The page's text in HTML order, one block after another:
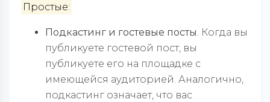
Простые:
Подкастинг и гостевые посты . Когда вы
публикуете гостевой пост, вы
публикуете его на площадке с
имеющейся аудиторией. Аналогично,
подкастинг означает, что вас